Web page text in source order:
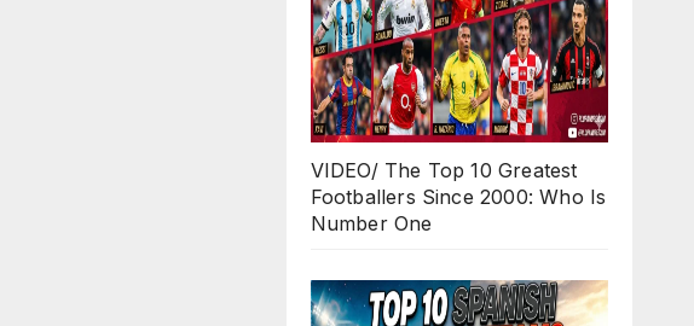
VIDEO/ The Top 10 Greatest
Footballers Since 2000: Who Is
Number One